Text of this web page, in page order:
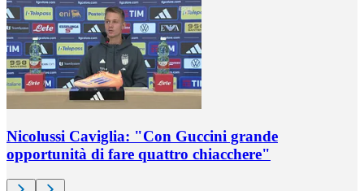
Nicolussi Caviglia: "Con Guccini grande
opportunità di fare quattro chiacchere"